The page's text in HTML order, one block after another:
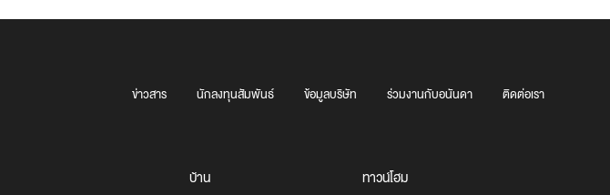
ข่าวสาร นักลงทุนสัมพันธ์ ข้อมูลบริษัท ร่วมงานกับอนันดา ติดต่อเรา
บ้าน
ทาวน์โฮม